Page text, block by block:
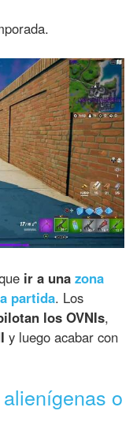
ir a unazona
partida. Los
los OVNIs,
y luego acabar con
o